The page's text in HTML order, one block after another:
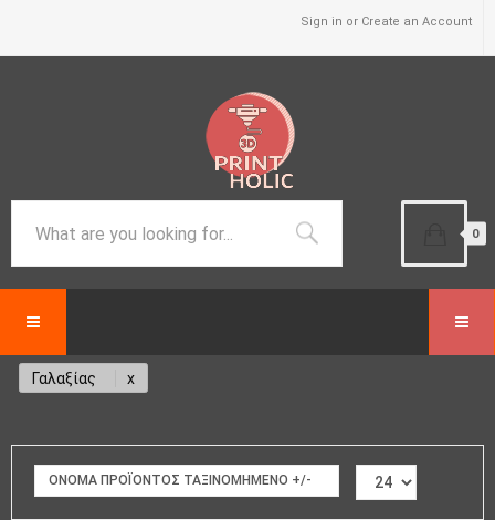
Sign in or Create an Account
0
Γαλαξίας
ΟΝΟΜΑ ΠΡΟΪΌΝΤΟΣ ΤΑΞΙΝΟΜΗΜΈΝΟ +/-